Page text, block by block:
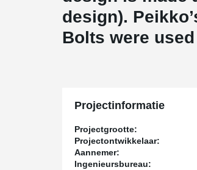
design).
Bolts were
Projectinformatie
Projectgrootte:
Projectontwikkelaar:
Aannemer:
Ingenieursbureau: